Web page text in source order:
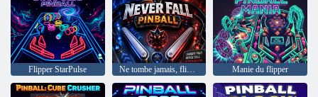
Flipper StarPulse Ne tombe jamais, flipper Manie du flipper